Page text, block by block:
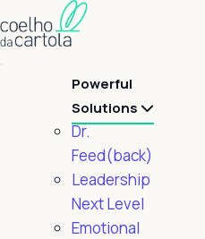
Powerful
Solutions
Dr.
Feed(back)
Leadership
Next Level
Emotional